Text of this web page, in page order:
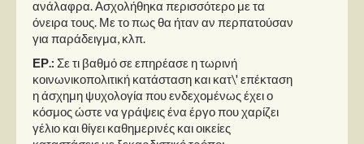
ανάλαφρα. Ασχολήθηκα περισσότερο με τα
όνειρα τους. Με το πως θα ήταν αν περπατούσαν
για παράδειγμα, κλπ.
ΕΡ.: Σε τι βαθμό σε επηρέασε η τωρινή
κοινωνικοπολιτική κατάσταση και κατ\' επέκταση
η άσχημη ψυχολογία που ενδεχομένως έχει ο
κόσμος ώστε να γράψεις ένα έργο που χαρίζει
γέλιο και θίγει καθημερινές και οικείες